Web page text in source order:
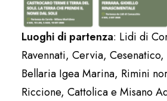
Luoghi di partenza: Lidi di
Ravennati, Cervia,
Bellaria Igea Marina, Rimini
Riccione, Cattolica e Misano